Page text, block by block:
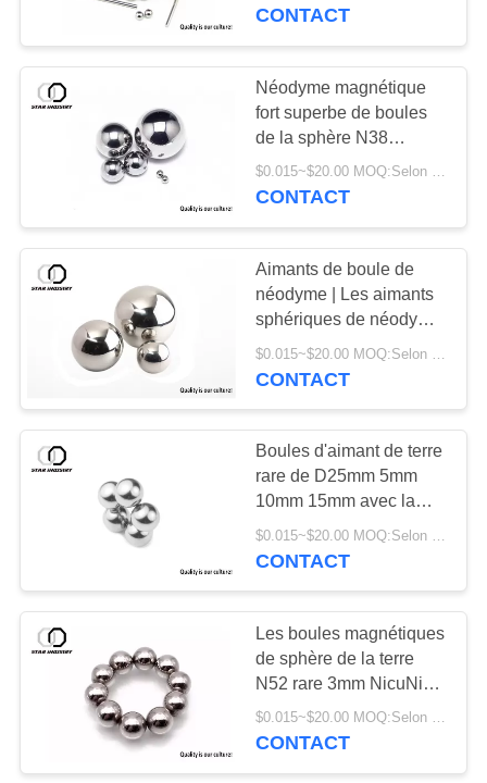
CONTRÔLE
DE
QUALITÉ
CONTACTEZ-
NOUS
NOUVELLES
PLAN
DU
POLICY
aimants néodyme
grand
27
Exploitation Rig
Frame
20
aimants de terres
rares
machines de matériel
CONTACT
Néodyme magnétique
fort superbe de boules
de la sphère N38
multifonctionnel pour
l'empaquetage
$0.015~$20.00 MOQ:Selon le diamètre de sphère, enduit extérieur et le paquet
CONTACT
Aimants de boule de
néodyme | Les aimants
sphériques de néodyme,
aimant de boules de
sphère ont rendu aussi
CONTACT
Boules d'aimant de terre
rare de D25mm 5mm
10mm 15mm avec la
certification d'OIN 9001
$0.015~$20.00 MOQ:Selon le diamètre de sphère, enduit extérieur et le paquet
CONTACT
Les boules magnétiques
de sphère de la terre
N52 rare 3mm NicuNi
ont plaqué la bonne
finition extérieure
$0.015~$20.00 MOQ:Selon le diamètre de sphère, finissez enduit et l'emballage
CONTACT